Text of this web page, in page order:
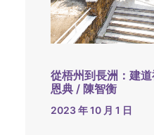
從梧州到長洲：建
恩典 / 陳智衡
2023 年 10 月 1 日